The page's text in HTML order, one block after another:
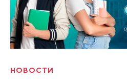
НОВОСТИ